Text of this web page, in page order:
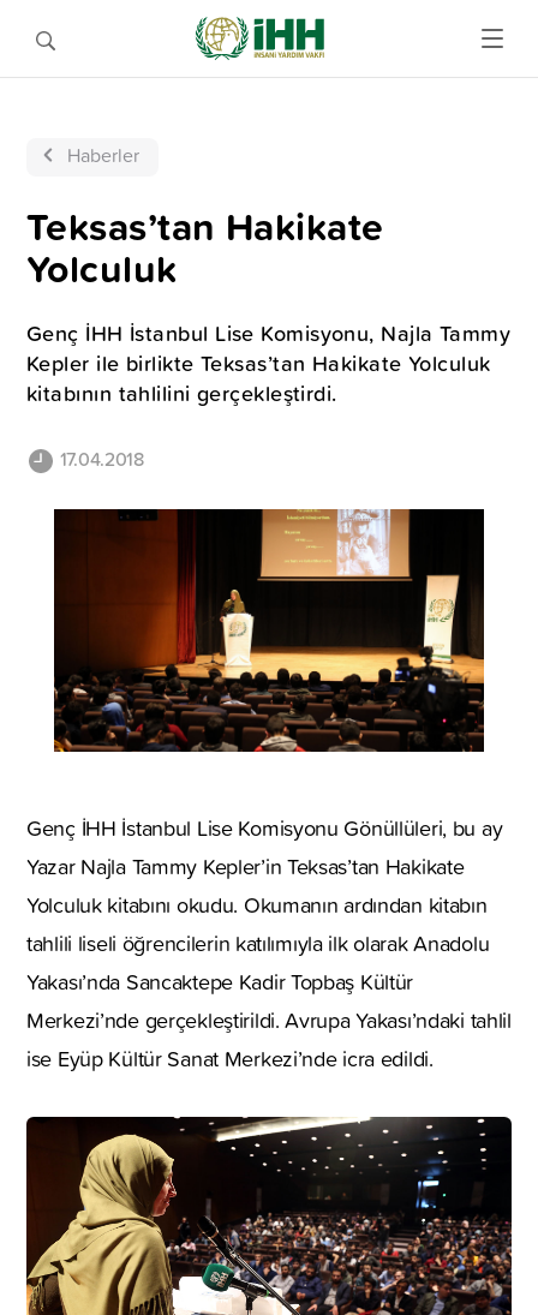
Haberler
Teksas’tan Hakikate
Yolculuk
Genç İHH İstanbul Lise Komisyonu, Najla Tammy
Kepler ile birlikte Teksas’tan Hakikate Yolculuk
kitabının tahlilini gerçekleştirdi.
17.04.2018
Genç İHH İstanbul Lise Komisyonu Gönüllüleri, bu ay
Yazar Najla Tammy Kepler’in Teksas’tan Hakikate
Yolculuk kitabını okudu. Okumanın ardından kitabın
tahlili liseli öğrencilerin katılımıyla ilk olarak Anadolu
Yakası’nda Sancaktepe Kadir Topbaş Kültür
Merkezi’nde gerçekleştirildi. Avrupa Yakası’ndaki tahlil
ise Eyüp Kültür Sanat Merkezi’nde icra edildi.